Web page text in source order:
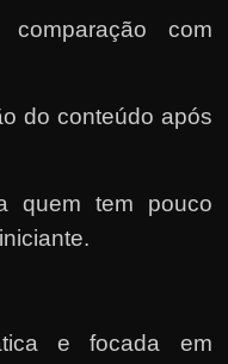
com
do conteúdo após
quem tem pouco
e focada em